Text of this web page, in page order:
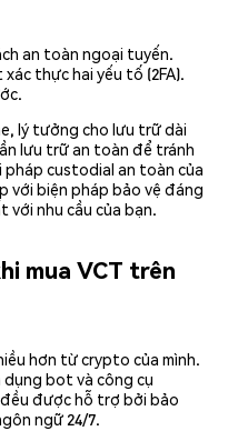
an toàn ngoại tuyến.
thực hai yếu tố (2FA).
lý tưởng cho lưu trữ dài
lưu trữ an toàn để tránh
custodial an toàn của
với biện pháp bảo vệ đáng
với nhu cầu của bạn.
mua VCT trên
hơn từ crypto của mình.
bot và công cụ
được hỗ trợ bởi bảo
ngữ 24/7.